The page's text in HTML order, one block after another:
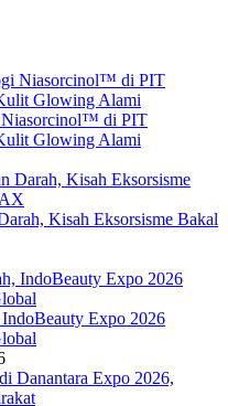
Niasorcinol™ di PIT
Glowing Alami
Kisah Eksorsisme Bakal
Expo 2026